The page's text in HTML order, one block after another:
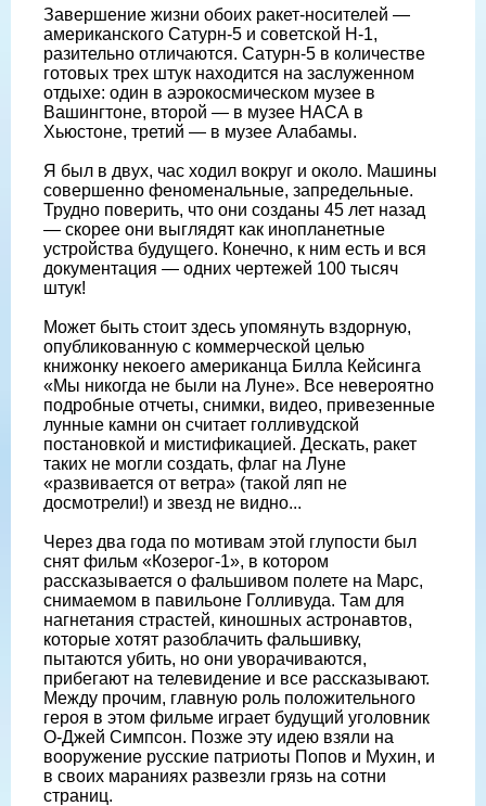
Завершение жизни обоих ракет-носителей —
американского Сатурн-5 и советской Н-1,
разительно отличаются. Сатурн-5 в количестве
готовых трех штук находится на заслуженном
отдыхе: один в аэрокосмическом музее в
Вашингтоне, второй — в музее НАСА в
Хьюстоне, третий — в музее Алабамы.
Я был в двух, час ходил вокруг и около. Машины
совершенно феноменальные, запредельные.
Трудно поверить, что они созданы 45 лет назад
— скорее они выглядят как инопланетные
устройства будущего. Конечно, к ним есть и вся
документация — одних чертежей 100 тысяч
штук!
Может быть стоит здесь упомянуть вздорную,
опубликованную с коммерческой целью
книжонку некоего американца Билла Кейсинга
«Мы никогда не были на Луне». Все невероятно
подробные отчеты, снимки, видео, привезенные
лунные камни он считает голливудской
постановкой и мистификацией. Дескать, ракет
таких не могли создать, флаг на Луне
«развивается от ветра» (такой ляп не
досмотрели!) и звезд не видно...
Через два года по мотивам этой глупости был
снят фильм «Козерог-1», в котором
рассказывается о фальшивом полете на Марс,
снимаемом в павильоне Голливуда. Там для
нагнетания страстей, киношных астронавтов,
которые хотят разоблачить фальшивку,
пытаются убить, но они уворачиваются,
прибегают на телевидение и все рассказывают.
Между прочим, главную роль положительного
героя в этом фильме играет будущий уголовник
О-Джей Симпсон. Позже эту идею взяли на
вооружение русские патриоты Попов и Мухин, и
в своих мараниях развезли грязь на сотни
страниц.